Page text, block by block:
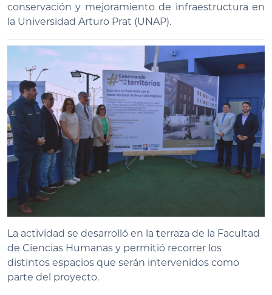
conservación y mejoramiento de infraestructura en
la Universidad Arturo Prat (UNAP).
La actividad se desarrolló en la terraza de la Facultad
de Ciencias Humanas y permitió recorrer los
distintos espacios que serán intervenidos como
parte del proyecto.